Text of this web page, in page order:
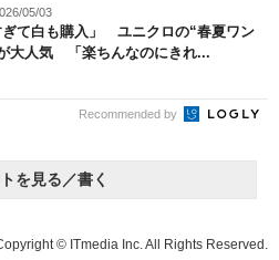
05/03
ぎて白も購入」 ユニクロの“春夏ワン
大人気 「楽ちんなのにきれ...
Recommended by
を見る／書く
© ITmedia Inc. All Rights Reserved.